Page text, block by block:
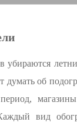
убираются
об
вид